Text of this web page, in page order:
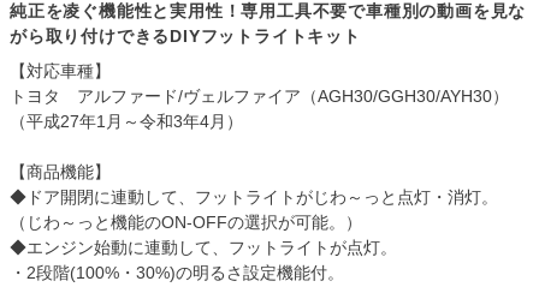
純正を凌ぐ機能性と実用性！専用工具不要で車種別の動画を見な
がら取り付けできるDIYフットライトキット
【対応車種】
トヨタ アルファード/ヴェルファイア（AGH30/GGH30/AYH30）
（平成27年1月～令和3年4月）
【商品機能】
◆ドア開閉に連動して、フットライトがじわ～っと点灯・消灯。
（じわ～っと機能のON-OFFの選択が可能。）
◆エンジン始動に連動して、フットライトが点灯。
・2段階(100%・30%)の明るさ設定機能付。